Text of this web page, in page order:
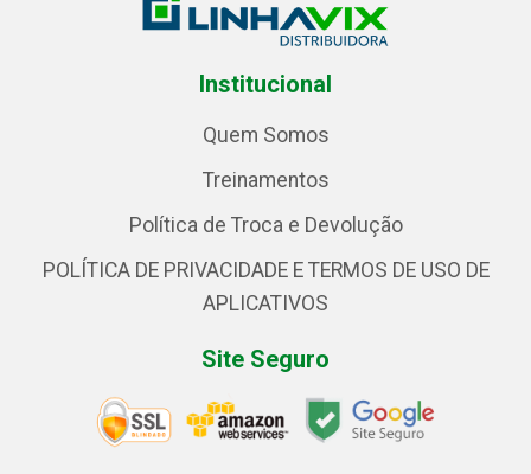
Institucional
Quem Somos
Treinamentos
Política de Troca e Devolução
POLÍTICA DE PRIVACIDADE E TERMOS DE USO DE
APLICATIVOS
Site Seguro